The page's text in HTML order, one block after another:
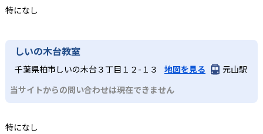
特になし
しいの木台教室
千葉県柏市しいの木台３丁目１２-１３ 地図を見る
元山駅
当サイトからの問い合わせは現在できません
特になし